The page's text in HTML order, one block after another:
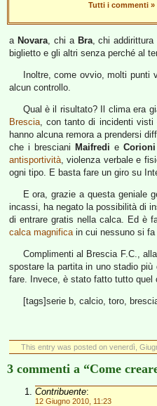
Tutti i commenti »
a Novara, chi a Bra, chi addirittura
biglietto e gli altri senza perché al
Inoltre, come ovvio, molti punti
alcun controllo.
Qual è il risultato? Il clima era
Brescia, con tanto di incidenti visti
hanno alcuna remora a prendersi
che i bresciani Maifredi eCorioni
antisportività, violenza verbale e
ogni tipo. E basta fare un giro su
E ora, grazie a questa geniale
incassi, ha negato la possibilità di
di entrare gratis nella calca. Ed è
calca magnificain cui nessuno si fa
Complimenti al Brescia F.C.,
spostare la partita in uno stadio
fare. Invece, è stato fatto tutto quel
[tags]serie b, calcio, toro,
This entry was posted on venerdì,
3 commenti a “Come
Contribuente:
12 Giugno 2010, 11:23